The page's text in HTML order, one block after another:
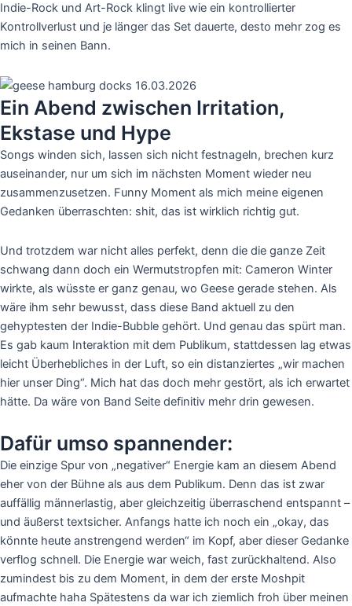
Indie-Rock und Art-Rock klingt live wie ein kontrollierter
Kontrollverlust und je länger das Set dauerte, desto mehr zog es
mich in seinen Bann.
Ein Abend zwischen Irritation,
Ekstase und Hype
Songs winden sich, lassen sich nicht festnageln, brechen kurz
auseinander, nur um sich im nächsten Moment wieder neu
zusammenzusetzen. Funny Moment als mich meine eigenen
Gedanken überraschten: shit, das ist wirklich richtig gut.
Und trotzdem war nicht alles perfekt, denn die die ganze Zeit
schwang dann doch ein Wermutstropfen mit: Cameron Winter
wirkte, als wüsste er ganz genau, wo Geese gerade stehen. Als
wäre ihm sehr bewusst, dass diese Band aktuell zu den
gehyptesten der Indie-Bubble gehört. Und genau das spürt man.
Es gab kaum Interaktion mit dem Publikum, stattdessen lag etwas
leicht Überhebliches in der Luft, so ein distanziertes „wir machen
hier unser Ding“. Mich hat das doch mehr gestört, als ich erwartet
hätte. Da wäre von Band Seite definitiv mehr drin gewesen.
Dafür umso spannender:
Die einzige Spur von „negativer“ Energie kam an diesem Abend
eher von der Bühne als aus dem Publikum. Denn das ist zwar
auffällig männerlastig, aber gleichzeitig überraschend entspannt –
und äußerst textsicher. Anfangs hatte ich noch ein „okay, das
könnte heute anstrengend werden“ im Kopf, aber dieser Gedanke
verflog schnell. Die Energie war weich, fast zurückhaltend. Also
zumindest bis zu dem Moment, in dem der erste Moshpit
aufmachte haha Spätestens da war ich ziemlich froh über meinen